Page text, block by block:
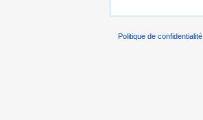
Politique de confidentialité